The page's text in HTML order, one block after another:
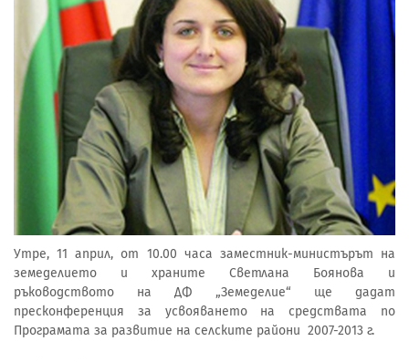
Утре, 11 април, от 10.00 часа заместник-министърът на
земеделието и храните Светлана Боянова и
ръководството на ДФ „Земеделие“ ще дадат
пресконференция за усвояването на средствата по
Програмата за развитие на селските райони 2007-2013 г.